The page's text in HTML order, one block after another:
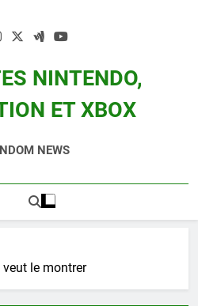
NINTENDO,
ET XBOX
Pokemon Entre Autres
NEWS
le montrer